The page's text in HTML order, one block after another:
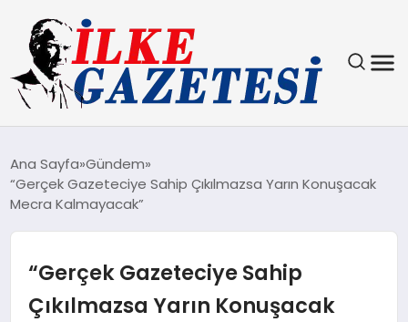
TEKNOLOJI
Ana Sayfa Gündem
“Gerçek Gazeteciye Sahip Çıkılmazsa Yarın Konuşacak
Mecra Kalmayacak”
“Gerçek Gazeteciye Sahip
Çıkılmazsa Yarın Konuşacak